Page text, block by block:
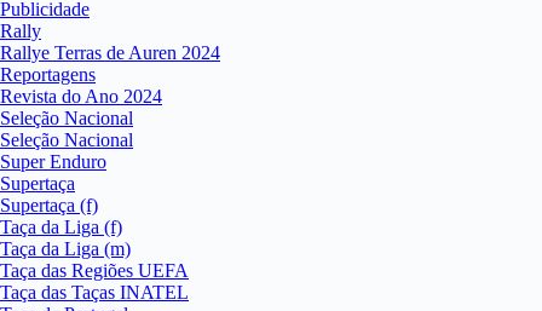
Publicidade
Rally
Rallye Terras de Auren 2024
Reportagens
Revista do Ano 2024
Seleção Nacional
Seleção Nacional
Super Enduro
Supertaça
Supertaça (f)
Taça da Liga (f)
Taça da Liga (m)
Taça das Regiões UEFA
Taça das Taças INATEL